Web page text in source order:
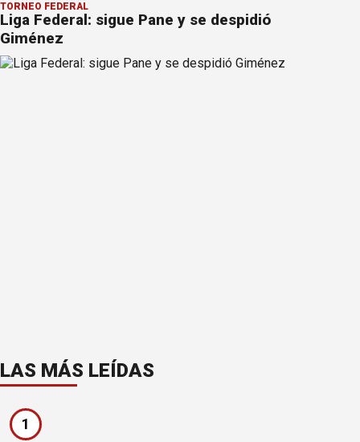
TORNEO FEDERAL
Liga Federal: sigue Pane y se despidió
Giménez
LAS MÁS LEÍDAS
1